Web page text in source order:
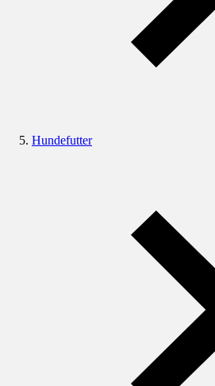
Hundefutter